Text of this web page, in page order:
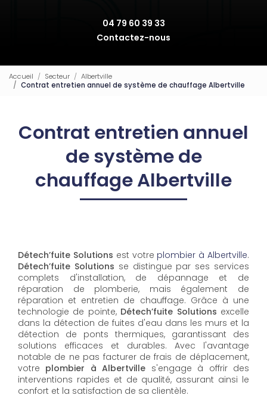
04 79 60 39 33
Contactez-nous
Accueil Secteur
Albertville
Contrat entretien annuel de système de chauffage Albertville
Contrat entretien annuel
de système de
chauffage Albertville
Détech’fuite Solutions est votre plombier à Albertville.
Détech’fuite Solutions se distingue par ses services
complets d'installation, de dépannage et de
réparation de plomberie, mais également de
réparation et entretien de chauffage. Grâce à une
technologie de pointe, Détech’fuite Solutions excelle
dans la détection de fuites d'eau dans les murs et la
détection de ponts thermiques, garantissant des
solutions efficaces et durables. Avec l'avantage
notable de ne pas facturer de frais de déplacement,
votre plombier à Albertville s'engage à offrir des
interventions rapides et de qualité, assurant ainsi le
confort et la satisfaction de sa clientèle.